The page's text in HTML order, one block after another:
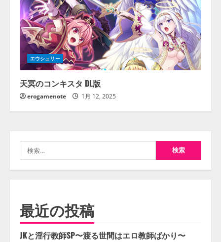
エウシュリー
天冥のコンキスタ DL版
erogamenote 1月 12, 2025
索:
最近の投稿
JKと淫行教師SP〜渡る世間はエロ教師ばかり〜